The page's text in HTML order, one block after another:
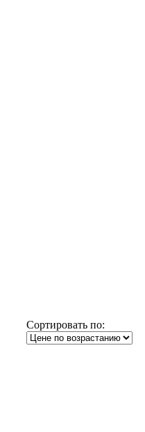
Сортировать по: